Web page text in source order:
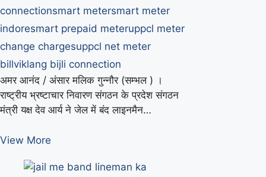
connectionsmart metersmart meter
indoresmart prepaid meteruppcl meter
change chargesuppcl net meter
billviklang bijli connection
अमर आनंद / अंसार मलिक गुन्नौर (सम्भल ) ।
राष्ट्रीय भ्रष्टाचार निवारण संगठन के प्रदेश संगठन
मंत्री यक्ष देव आर्य ने जेल में बंद लाइनमैन…
View More
बंद